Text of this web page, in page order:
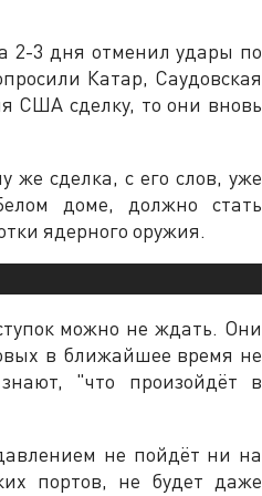
2-3 дня отменил удары по
Катар, Саудовская
США сделку, то они вновь
же сделка, с его слов, уже
доме, должно стать
ядерного оружия.
можно не ждать. Они
в ближайшее время не
"что произойдёт в
не пойдёт ни на
портов, не будет даже